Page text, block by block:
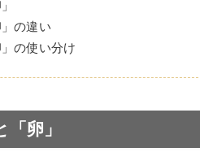
」の違い
」の使い分け
「卵」